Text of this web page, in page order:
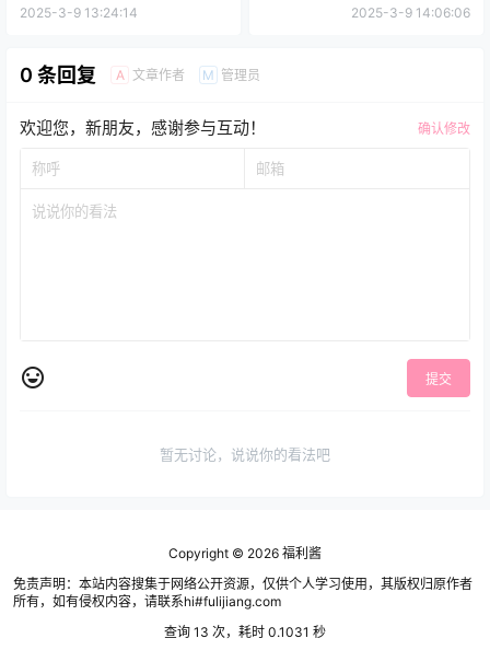
2025-3-9 13:24:14 2025-3-9 14:06:06
0 条回复 A 文章作者 M 管理员
欢迎您，新朋友，感谢参与互动！ 确认修改
提交
暂无讨论，说说你的看法吧
Copyright © 2026 福利酱
免责声明：本站内容搜集于网络公开资源，仅供个人学习使用，其版权归原作者
所有，如有侵权内容，请联系hi#fulijiang.com
查询 13 次，耗时 0.1031 秒